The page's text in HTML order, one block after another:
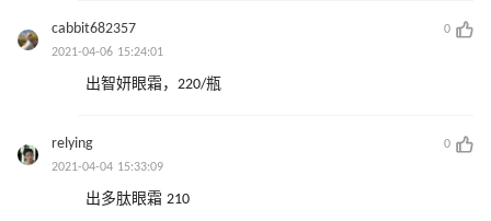
cabbit682357
0
2021-04-06 15:24:01
出智妍眼霜，220/瓶
relying
0
2021-04-04 15:33:09
出多肽眼霜 210